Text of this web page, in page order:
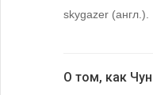
skygazer (англ.).
О том, как